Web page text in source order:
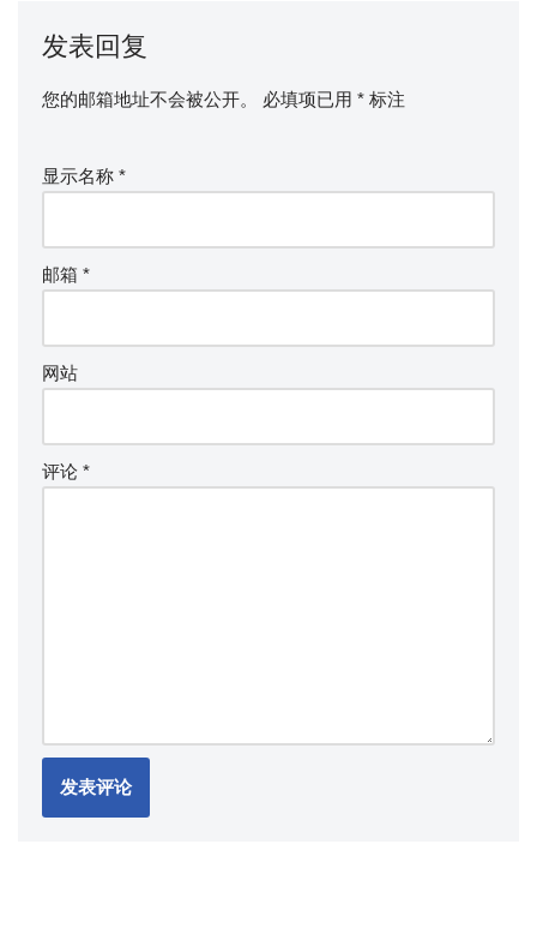
发表回复
您的邮箱地址不会被公开。 必填项已用 * 标注
显示名称 *
邮箱 *
网站
评论 *